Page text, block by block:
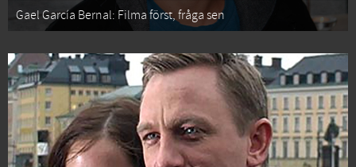
Gael García Bernal: Filma först, fråga sen